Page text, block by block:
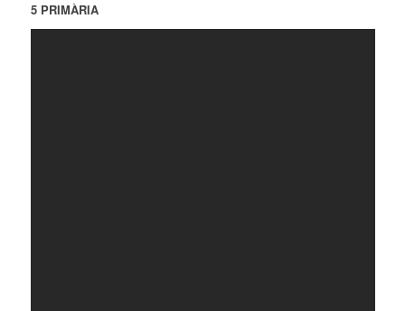
5 PRIMÀRIA